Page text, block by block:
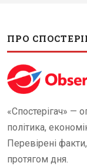
ПРО
«Спостерігач» —
політика,
Перевірені
протягом дня.